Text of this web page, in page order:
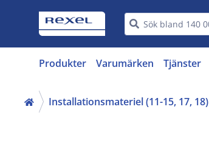
Produkter Varumärken Tjänster
Installationsmateriel (11-15, 17, 18)